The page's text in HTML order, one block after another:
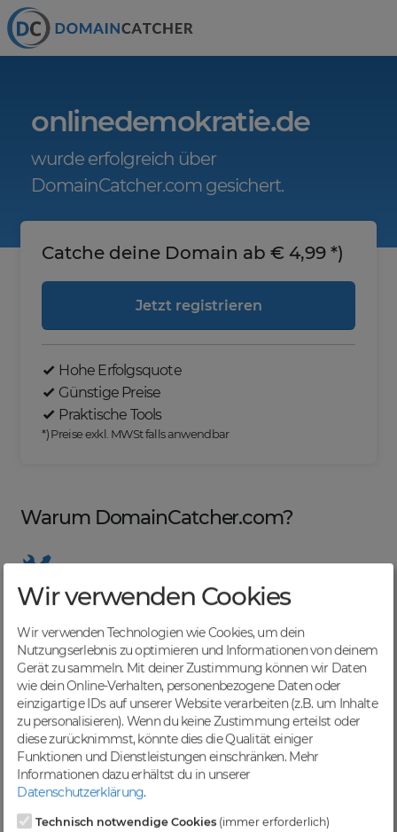
onlinedemokratie.de
wurde erfolgreich über
DomainCatcher.com gesichert.
Warum DomainCatcher.com?
Nützliche Tools
Von Domainern für Domainer entwickelt, mit
übersichtlichen Listen für effizientes Management
Günstige Preise
Backorders bereits ab € 4,99. Je nach deinem Tier-
Level und zzgl. MwSt falls anwendbar
Catche deine Domain ab € 4,99 *)
Jetzt registrieren
Hohe Erfolgsquote
Günstige Preise
Praktische Tools
*) Preise exkl. MWSt falls anwendbar
Wir verwenden Cookies
Wir verwenden Technologien wie Cookies, um dein
Nutzungserlebnis zu optimieren und Informationen von deinem
Gerät zu sammeln. Mit deiner Zustimmung können wir Daten
wie dein Online-Verhalten, personenbezogene Daten oder
einzigartige IDs auf unserer Website verarbeiten (z.B. um Inhalte
zu personalisieren). Wenn du keine Zustimmung erteilst oder
diese zurücknimmst, könnte dies die Qualität einiger
Funktionen und Dienstleistungen einschränken. Mehr
Informationen dazu erhältst du in unserer
Datenschutzerklärung.
Technisch notwendige Cookies (immer erforderlich)